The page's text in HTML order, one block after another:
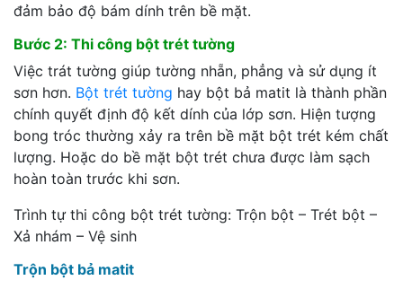
đảm bảo độ bám dính trên bề mặt.
Bước 2: Thi công bột trét tường
Việc trát tường giúp tường nhẵn, phẳng và sử dụng ít
sơn hơn. Bột trét tường hay bột bả matit là thành phần
chính quyết định độ kết dính của lớp sơn. Hiện tượng
bong tróc thường xảy ra trên bề mặt bột trét kém chất
lượng. Hoặc do bề mặt bột trét chưa được làm sạch
hoàn toàn trước khi sơn.
Trình tự thi công bột trét tường: Trộn bột – Trét bột –
Xả nhám – Vệ sinh
Trộn bột bả matit